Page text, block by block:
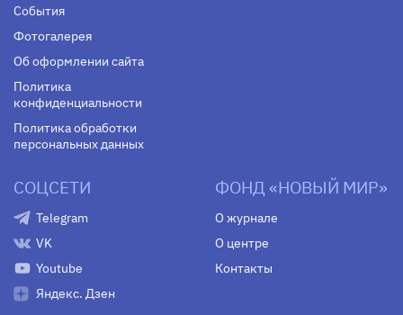
События
Фотогалерея
Об оформлении сайта
Политика
конфиденциальности
Политика обработки
персональных данных
СОЦСЕТИ
Telegram
VK
Youtube
Яндекс. Дзен
ФОНД «НОВЫЙ МИР»
О журнале
О центре
Контакты